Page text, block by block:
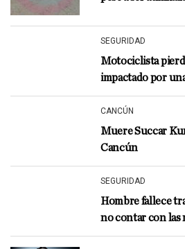
SEGURIDAD
Motociclista
impactado por
CANCÚN
Muere Succar
Cancún
SEGURIDAD
Hombre fallece
no contar con las